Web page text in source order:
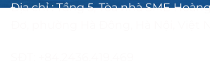
Địa chỉ : Tầng 5, Tòa nhà SME